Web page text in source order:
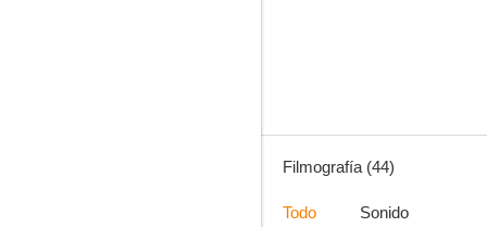
Filmografía (44)
Todo Sonido